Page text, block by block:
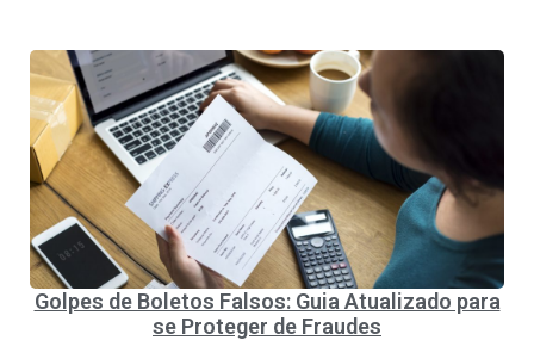
Golpes de Boletos Falsos: Guia Atualizado para
se Proteger de Fraudes